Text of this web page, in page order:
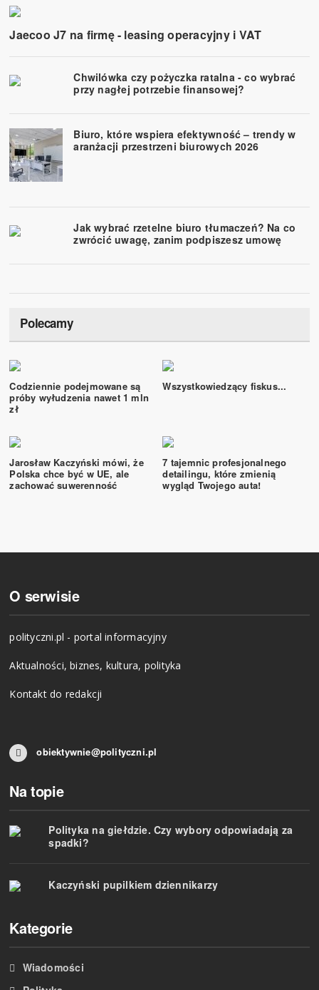
Jaecoo J7 na firmę - leasing operacyjny i VAT
Chwilówka czy pożyczka ratalna - co wybrać
przy nagłej potrzebie finansowej?
Biuro, które wspiera efektywność – trendy w
aranżacji przestrzeni biurowych 2026
Jak wybrać rzetelne biuro tłumaczeń? Na co
zwrócić uwagę, zanim podpiszesz umowę
Polecamy
Codziennie podejmowane są
próby wyłudzenia nawet 1 mln
zł
Wszystkowiedzący fiskus...
Jarosław Kaczyński mówi, że
Polska chce być w UE, ale
zachować suwerenność
7 tajemnic profesjonalnego
detailingu, które zmienią
wygląd Twojego auta!
O serwisie
polityczni.pl - portal informacyjny
Aktualności, biznes, kultura, polityka
Kontakt do redakcji
obiektywnie@polityczni.pl
Na topie
Polityka na giełdzie. Czy wybory odpowiadają za
spadki?
Kaczyński pupilkiem dziennikarzy
Kategorie
Wiadomości